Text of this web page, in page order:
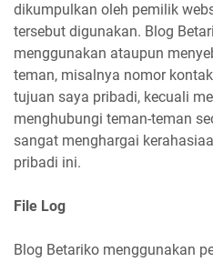
dikumpulkan oleh pemilik
tersebut digunakan. Blog
menggunakan ataupun
teman, misalnya nomor
tujuan saya pribadi, kecuali
menghubungi teman-teman
sangat menghargai
pribadi ini.
File Log
Blog Betariko menggunakan